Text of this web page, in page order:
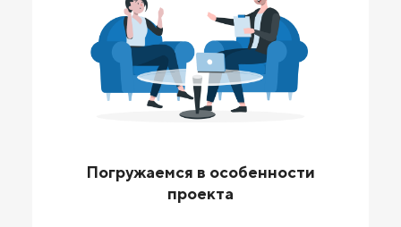
Погружаемся в особенности
проекта